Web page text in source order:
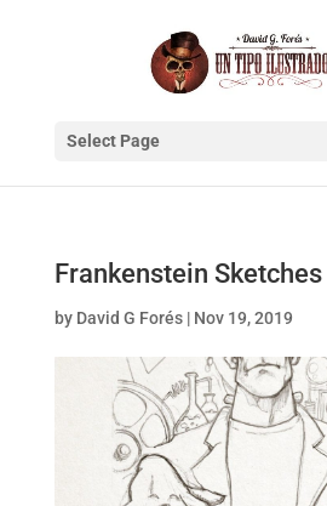
Select Page
Frankenstein Sketches
by David G Forés| Nov 19, 2019